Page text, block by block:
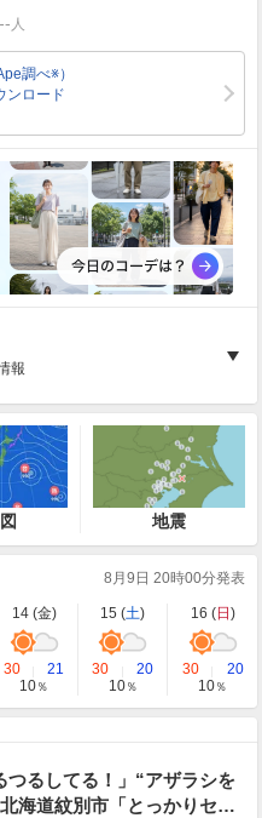
-- 人
報
地震
8月9日 20時00分発表
14 (金) 15 (土) 16 (日 )
30
21
10％
30
20
10％
30
20
10％
つるしてる！」“アザラシを
海道紋別市「とっかりセン